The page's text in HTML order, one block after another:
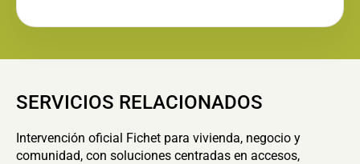
SERVICIOS RELACIONADOS
Intervención oficial Fichet para vivienda, negocio y
comunidad, con soluciones centradas en accesos,